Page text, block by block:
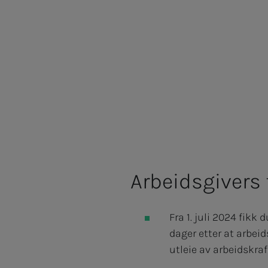
Fra 1. juli 2024 fikk
dager etter at
utleie av